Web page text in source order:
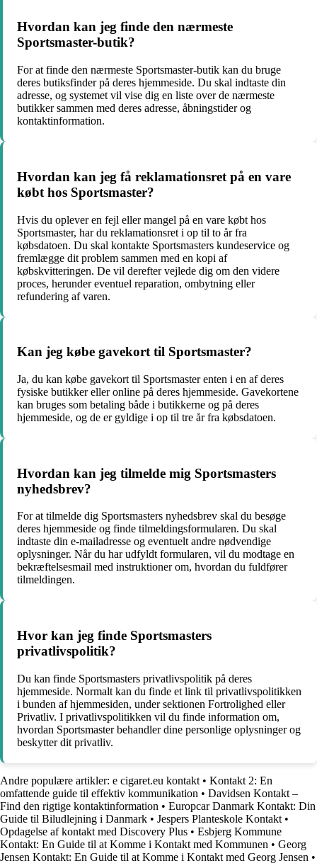
Hvordan kan jeg finde den nærmeste
Sportsmaster-butik?
For at finde den nærmeste Sportsmaster-butik kan du bruge
deres butiksfinder på deres hjemmeside. Du skal indtaste din
adresse, og systemet vil vise dig en liste over de nærmeste
butikker sammen med deres adresse, åbningstider og
kontaktinformation.
Hvordan kan jeg få reklamationsret på en vare
købt hos Sportsmaster?
Hvis du oplever en fejl eller mangel på en vare købt hos
Sportsmaster, har du reklamationsret i op til to år fra
købsdatoen. Du skal kontakte Sportsmasters kundeservice og
fremlægge dit problem sammen med en kopi af
købskvitteringen. De vil derefter vejlede dig om den videre
proces, herunder eventuel reparation, ombytning eller
refundering af varen.
Kan jeg købe gavekort til Sportsmaster?
Ja, du kan købe gavekort til Sportsmaster enten i en af deres
fysiske butikker eller online på deres hjemmeside. Gavekortene
kan bruges som betaling både i butikkerne og på deres
hjemmeside, og de er gyldige i op til tre år fra købsdatoen.
Hvordan kan jeg tilmelde mig Sportsmasters
nyhedsbrev?
For at tilmelde dig Sportsmasters nyhedsbrev skal du besøge
deres hjemmeside og finde tilmeldingsformularen. Du skal
indtaste din e-mailadresse og eventuelt andre nødvendige
oplysninger. Når du har udfyldt formularen, vil du modtage en
bekræftelsesmail med instruktioner om, hvordan du fuldfører
tilmeldingen.
Hvor kan jeg finde Sportsmasters
privatlivspolitik?
Du kan finde Sportsmasters privatlivspolitik på deres
hjemmeside. Normalt kan du finde et link til privatlivspolitikken
i bunden af hjemmesiden, under sektionen Fortrolighed eller
Privatliv. I privatlivspolitikken vil du finde information om,
hvordan Sportsmaster behandler dine personlige oplysninger og
beskytter dit privatliv.
Andre populære artikler: e cigaret.eu kontakt • Kontakt 2: En
omfattende guide til effektiv kommunikation • Davidsen Kontakt –
Find den rigtige kontaktinformation • Europcar Danmark Kontakt: Din
Guide til Biludlejning i Danmark • Jespers Planteskole Kontakt •
Opdagelse af kontakt med Discovery Plus • Esbjerg Kommune
Kontakt: En Guide til at Komme i Kontakt med Kommunen • Georg
Jensen Kontakt: En Guide til at Komme i Kontakt med Georg Jensen •